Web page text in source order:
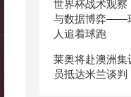
世界杯战术观察
与数据博弈——
人追着球跑
莱奥将赴澳洲
员抵达米兰谈判